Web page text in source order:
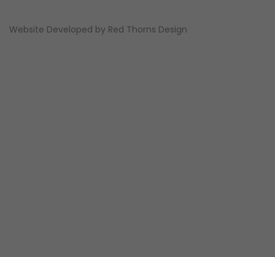
Website Developed by Red Thorns Design